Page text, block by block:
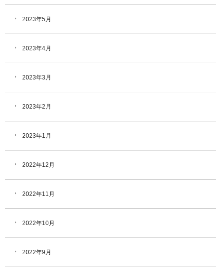
2023年5月
2023年4月
2023年3月
2023年2月
2023年1月
2022年12月
2022年11月
2022年10月
2022年9月